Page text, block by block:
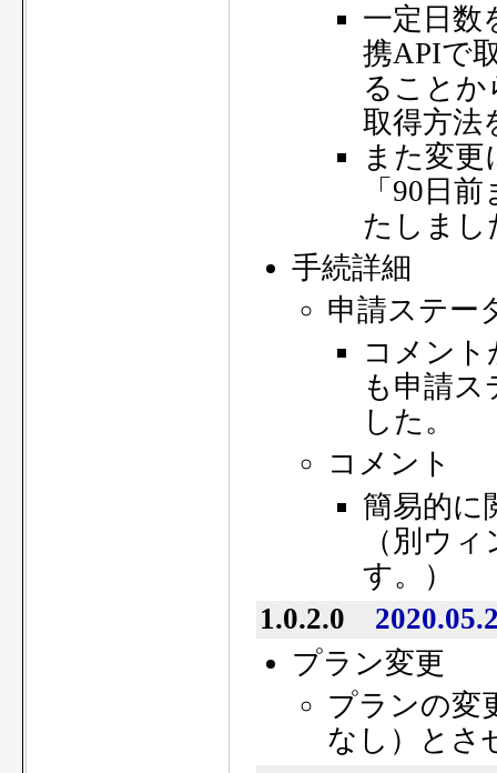
一定日数
携APIで
ることか
取得方法
また変更
「90日
たしまし
手続詳細
申請ステー
コメント
も申請
した。
コメント
簡易的に
（別ウ
す。）
1.0.2.0
プラン変更
プランの変
なし）とさ